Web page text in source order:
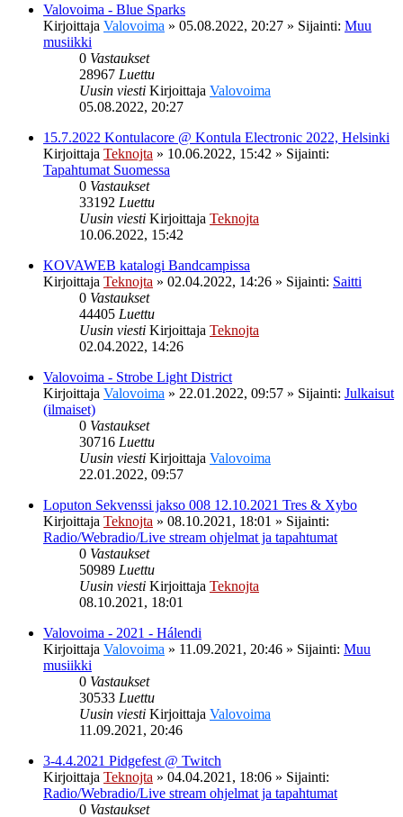
Valovoima - Blue Sparks
Kirjoittaja Valovoima » 05.08.2022, 20:27 » Sijainti: Muu
musiikki
0 Vastaukset
28967 Luettu
Uusin viesti Kirjoittaja Valovoima
05.08.2022, 20:27
15.7.2022 Kontulacore @ Kontula Electronic 2022, Helsinki
Kirjoittaja Teknojta » 10.06.2022, 15:42 » Sijainti:
Tapahtumat Suomessa
0 Vastaukset
33192 Luettu
Uusin viesti Kirjoittaja Teknojta
10.06.2022, 15:42
KOVAWEB katalogi Bandcampissa
Kirjoittaja Teknojta » 02.04.2022, 14:26 » Sijainti: Saitti
0 Vastaukset
44405 Luettu
Uusin viesti Kirjoittaja Teknojta
02.04.2022, 14:26
Valovoima - Strobe Light District
Kirjoittaja Valovoima » 22.01.2022, 09:57 » Sijainti: Julkaisut
(ilmaiset)
0 Vastaukset
30716 Luettu
Uusin viesti Kirjoittaja Valovoima
22.01.2022, 09:57
Loputon Sekvenssi jakso 008 12.10.2021 Tres & Xybo
Kirjoittaja Teknojta » 08.10.2021, 18:01 » Sijainti:
Radio/Webradio/Live stream ohjelmat ja tapahtumat
0 Vastaukset
50989 Luettu
Uusin viesti Kirjoittaja Teknojta
08.10.2021, 18:01
Valovoima - 2021 - Hálendi
Kirjoittaja Valovoima » 11.09.2021, 20:46 » Sijainti: Muu
musiikki
0 Vastaukset
30533 Luettu
Uusin viesti Kirjoittaja Valovoima
11.09.2021, 20:46
3-4.4.2021 Pidgefest @ Twitch
Kirjoittaja Teknojta » 04.04.2021, 18:06 » Sijainti:
Radio/Webradio/Live stream ohjelmat ja tapahtumat
0 Vastaukset